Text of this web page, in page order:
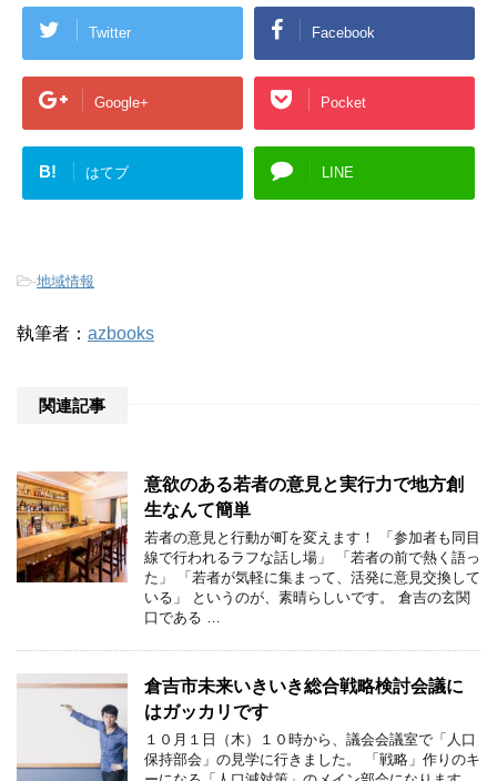
Twitter Facebook
Google+ Pocket
B! はてブ LINE
-地域情報
執筆者： azbooks
関連記事
意欲のある若者の意見と実行力で地方創
生なんて簡単
若者の意見と行動が町を変えます！ 「参加者も同目
線で行われるラフな話し場」 「若者の前で熱く語っ
た」 「若者が気軽に集まって、活発に意見交換して
いる」 というのが、素晴らしいです。 倉吉の玄関
口である …
倉吉市未来いきいき総合戦略検討会議に
はガッカリです
１０月１日（木）１０時から、議会会議室で「人口
保持部会」の見学に行きました。 「戦略」作りのキ